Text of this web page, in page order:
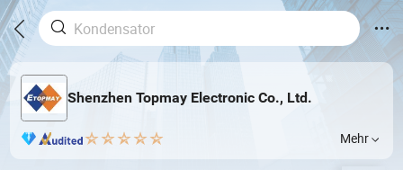
Shenzhen Topmay Electronic Co., Ltd.
Mehr